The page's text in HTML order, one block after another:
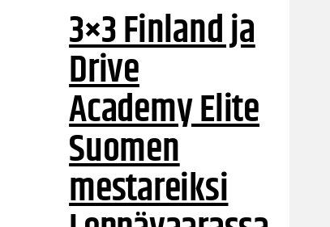
3×3 Finland ja
Drive
Academy Elite
Suomen
mestareiksi